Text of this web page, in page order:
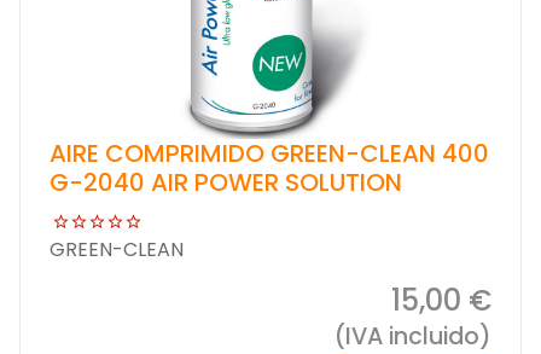
AIRE COMPRIMIDO GREEN-CLEAN 400
G-2040 AIR POWER SOLUTION
GREEN-CLEAN
15,00 €
(IVA incluido)